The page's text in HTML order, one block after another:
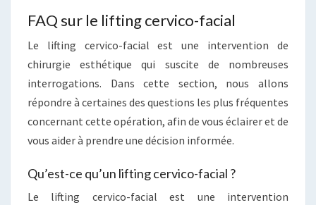
FAQ sur le lifting cervico-facial
Le lifting cervico-facial est une intervention de
chirurgie esthétique qui suscite de nombreuses
interrogations. Dans cette section, nous allons
répondre à certaines des questions les plus fréquentes
concernant cette opération, afin de vous éclairer et de
vous aider à prendre une décision informée.
Qu’est-ce qu’un lifting cervico-facial ?
Le lifting cervico-facial est une intervention